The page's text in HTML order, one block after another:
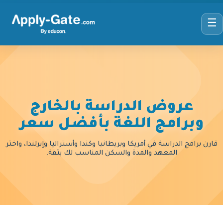
☰
عروض الدراسة بالخارج
وبرامج اللغة بأفضل سعر
قارن برامج الدراسة في أمريكا وبريطانيا وكندا وأستراليا وإيرلندا، واختر
المعهد والمدة والسكن المناسب لك بثقة.